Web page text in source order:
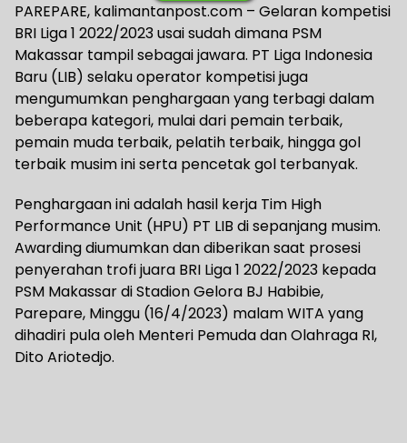
PAREPARE, kalimantanpost.com – Gelaran kompetisi
BRI Liga 1 2022/2023 usai sudah dimana PSM
Makassar tampil sebagai jawara. PT Liga Indonesia
Baru (LIB) selaku operator kompetisi juga
mengumumkan penghargaan yang terbagi dalam
beberapa kategori, mulai dari pemain terbaik,
pemain muda terbaik, pelatih terbaik, hingga gol
terbaik musim ini serta pencetak gol terbanyak.
Penghargaan ini adalah hasil kerja Tim High
Performance Unit (HPU) PT LIB di sepanjang musim.
Awarding diumumkan dan diberikan saat prosesi
penyerahan trofi juara BRI Liga 1 2022/2023 kepada
PSM Makassar di Stadion Gelora BJ Habibie,
Parepare, Minggu (16/4/2023) malam WITA yang
dihadiri pula oleh Menteri Pemuda dan Olahraga RI,
Dito Ariotedjo.